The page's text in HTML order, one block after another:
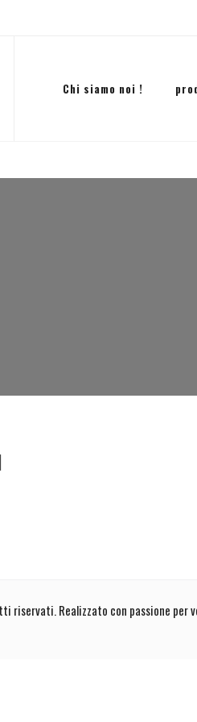
Chi siamo noi !
Realizzato con passione per